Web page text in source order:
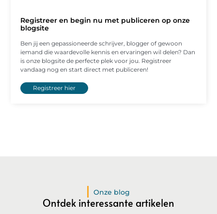
Registreer en begin nu met publiceren op onze
blogsite
Ben jij een gepassioneerde schrijver, blogger of gewoon
iemand die waardevolle kennis en ervaringen wil delen? Dan
is onze blogsite de perfecte plek voor jou. Registreer
vandaag nog en start direct met publiceren!
Registreer hier
Onze blog
Ontdek interessante artikelen